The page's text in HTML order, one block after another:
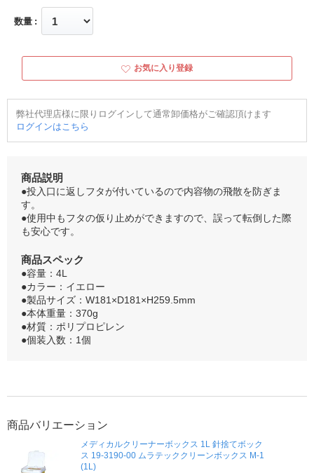
数量
お気に入り登録
弊社代理店様に限りログインして通常卸価格がご確認頂けます
ログインはこちら
商品説明
●投入口に返しフタが付いているので内容物の飛散を防ぎま
す。
●使用中もフタの仮り止めができますので、誤って転倒した際
も安心です。
商品スペック
●容量：4L
●カラー：イエロー
●製品サイズ：W181×D181×H259.5mm
●本体重量：370g
●材質：ポリプロピレン
●個装入数：1個
商品バリエーション
メディカルクリーナーボックス 1L 針捨てボック
ス 19-3190-00 ムラテッククリーンボックス M-1
(1L)